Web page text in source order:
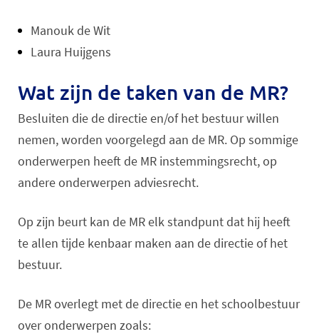
Manouk de Wit
Laura Huijgens
Wat zijn de taken van de MR?
Besluiten die de directie en/of het bestuur willen
nemen, worden voorgelegd aan de MR. Op sommige
onderwerpen heeft de MR instemmingsrecht, op
andere onderwerpen adviesrecht.
Op zijn beurt kan de MR elk standpunt dat hij heeft
te allen tijde kenbaar maken aan de directie of het
bestuur.
De MR overlegt met de directie en het schoolbestuur
over onderwerpen zoals: